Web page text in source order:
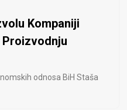
Kompaniji
Proizvodnju
odnosa BiH Staša